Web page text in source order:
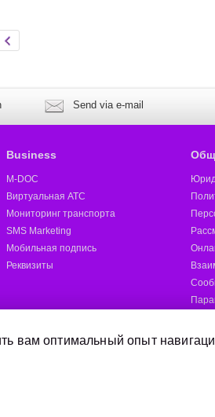
Send via e-mail
Business
M-DOC
Виртуальная АТС
Мониторинг транспорта
SMS Marketing
Мобильная подпись
Реквизиты
вам оптимальный опыт